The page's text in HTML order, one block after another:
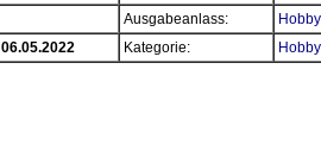
Ausgabeanlass:
06.05.2022 Kategorie: